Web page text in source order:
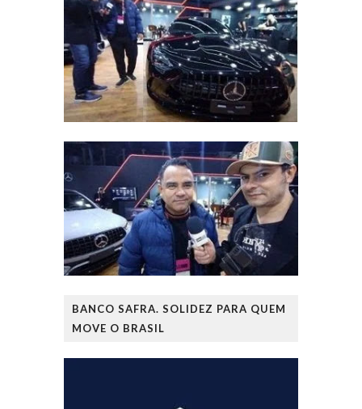
BANCO SAFRA. SOLIDEZ PARA QUEM
MOVE O BRASIL